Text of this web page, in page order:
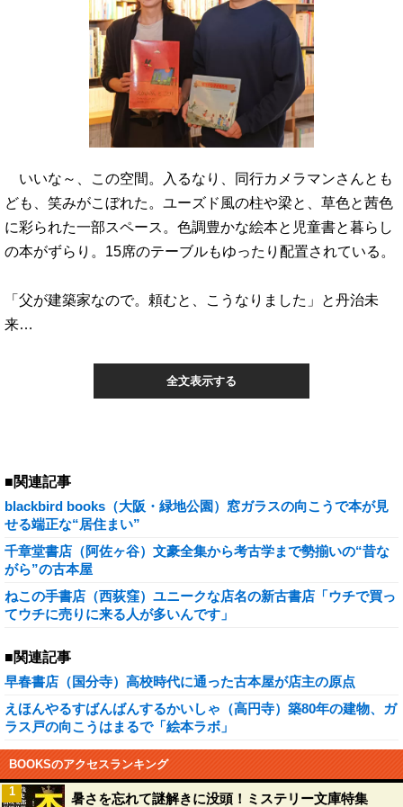
いいな～、この空間。入るなり、同行カメラマンさんとも
ども、笑みがこぼれた。ユーズド風の柱や梁と、草色と茜色
に彩られた一部スペース。色調豊かな絵本と児童書と暮らし
の本がずらり。15席のテーブルもゆったり配置されている。
「父が建築家なので。頼むと、こうなりました」と丹治未
来…
全文表示する
■関連記事
blackbird books（大阪・緑地公園）窓ガラスの向こうで本が見
せる端正な“居住まい”
千章堂書店（阿佐ヶ谷）文豪全集から考古学まで勢揃いの“昔な
がら”の古本屋
ねこの手書店（西荻窪）ユニークな店名の新古書店「ウチで買っ
てウチに売りに来る人が多いんです」
■関連記事
早春書店（国分寺）高校時代に通った古本屋が店主の原点
えほんやるすばんばんするかいしゃ（高円寺）築80年の建物、ガ
ラス戸の向こうはまるで「絵本ラボ」
BOOKSのアクセスランキング
暑さを忘れて謎解きに没頭！ミステリー文庫特集
1